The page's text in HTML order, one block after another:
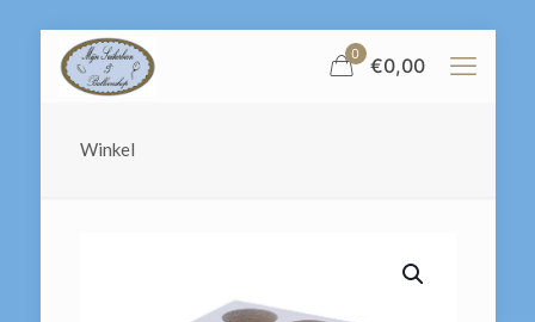
0 €0,00
Winkel